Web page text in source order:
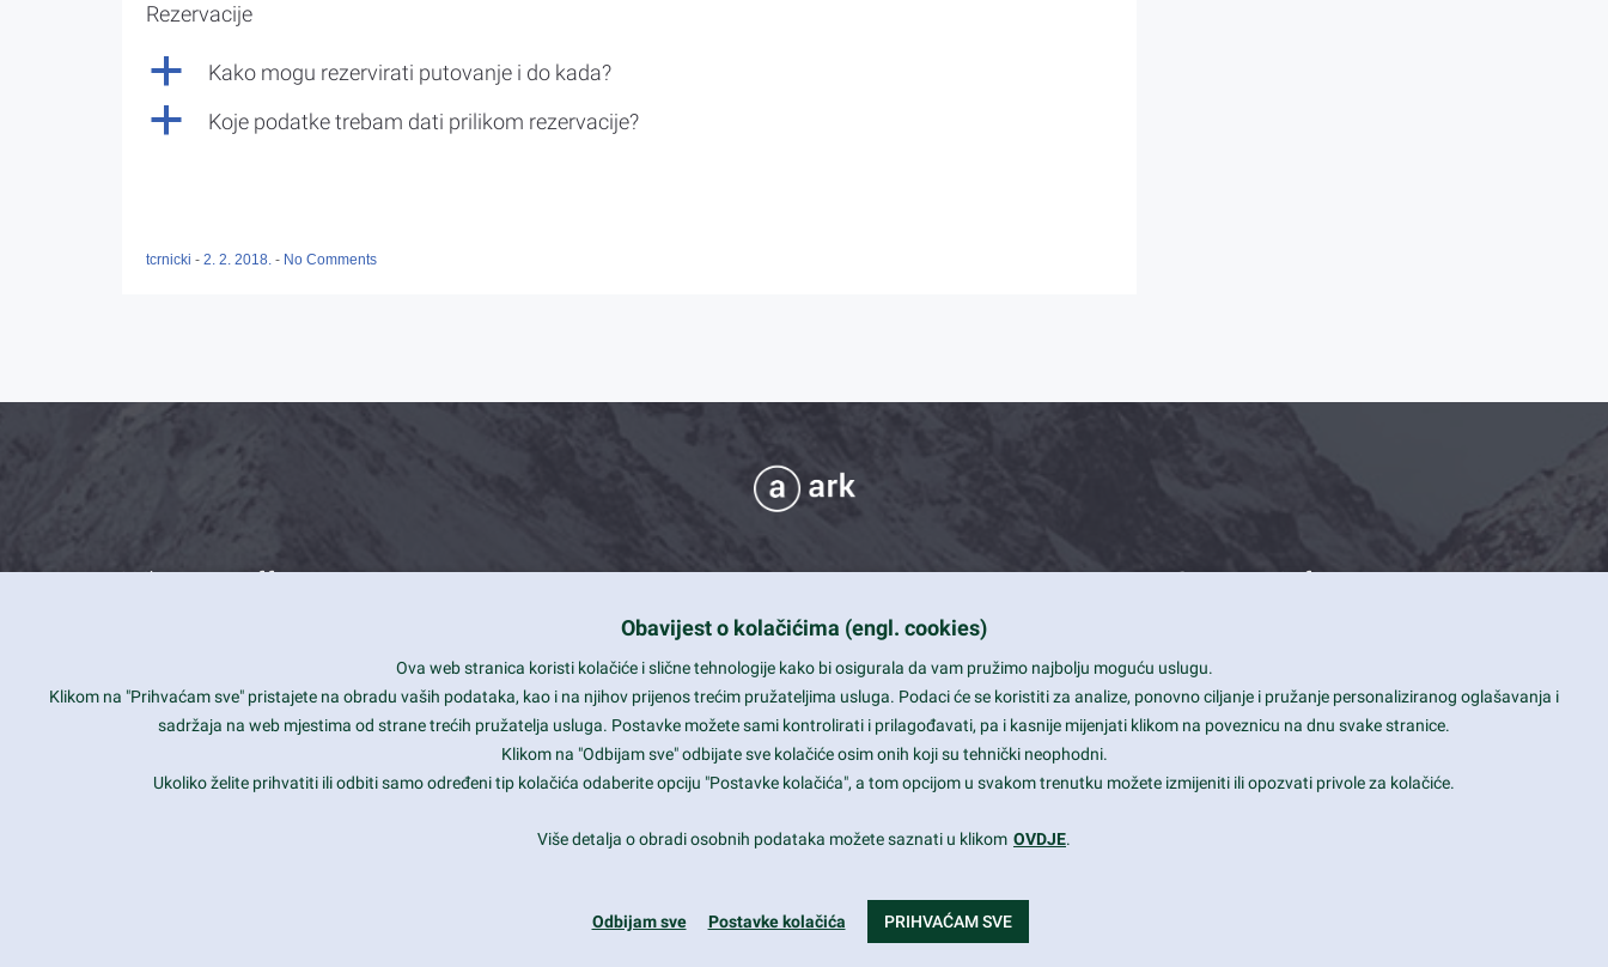
Rezervacije
a Kako mogu rezervirati putovanje i do kada?
a Koje podatke trebam dati prilikom rezervacije?
tcrnicki - 2. 2. 2018. - No Comments
What we offer
Is your website user friendly?
Ark offers weekly stunning designs.
Why our customers love Ark?
Smart and beautiful design
Unlimited Eelements
Mobile ready
Contact Info
View, CA 94043
+1 650-253-0000
Daily: 9:00 am - 6:00 pm
Obavijest o kolačićima (engl. cookies)
Ova web stranica koristi kolačiće i slične tehnologije kako bi osigurala da vam pružimo najbolju moguću uslugu.
Klikom na "Prihvaćam sve" pristajete na obradu vaših podataka, kao i na njihov prijenos trećim pružateljima usluga. Podaci će se koristiti za analize, ponovno ciljanje i pružanje personaliziranog oglašavanja i
sadržaja na web mjestima od strane trećih pružatelja usluga. Postavke možete sami kontrolirati i prilagođavati, pa i kasnije mijenjati klikom na poveznicu na dnu svake stranice.
Klikom na "Odbijam sve" odbijate sve kolačiće osim onih koji su tehnički neophodni.
Ukoliko želite prihvatiti ili odbiti samo određeni tip kolačića odaberite opciju "Postavke kolačića", a tom opcijom u svakom trenutku možete izmijeniti ili opozvati privole za kolačiće.
Više detalja o obradi osobnih podataka možete saznati u klikom OVDJE.
Odbijam sve Postavke kolačića PRIHVAĆAM SVE